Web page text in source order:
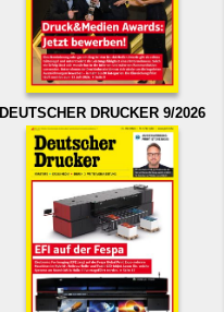
DEUTSCHER DRUCKER 9/2026